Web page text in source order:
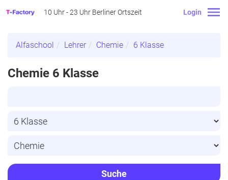
Login
10 Uhr - 23 Uhr Berliner Ortszeit
Alfaschool Lehrer Chemie 6 Klasse
Chemie 6 Klasse
Suche